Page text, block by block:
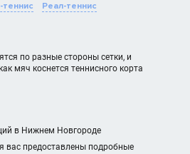
теннис Реал-теннис
по разные стороны сетки, и
мяч коснется теннисного корта
в Нижнем Новгороде
вас предоставлены подробные